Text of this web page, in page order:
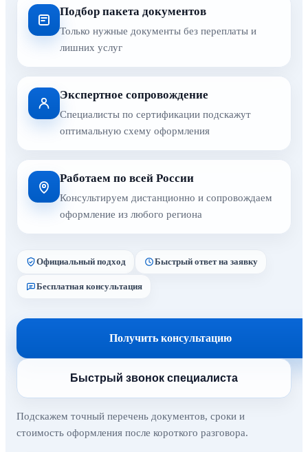
Подбор пакета документов
Только нужные документы без переплаты и
лишних услуг
Экспертное сопровождение
Специалисты по сертификации подскажут
оптимальную схему оформления
Работаем по всей России
Консультируем дистанционно и сопровождаем
оформление из любого региона
Официальный подход Быстрый ответ на заявку
Бесплатная консультация
Получить консультацию
Быстрый звонок специалиста
Подскажем точный перечень документов, сроки и
стоимость оформления после короткого разговора.